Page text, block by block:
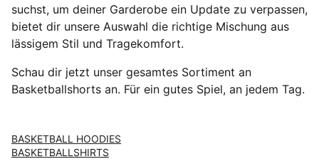
suchst, um deiner Garderobe ein Update zu verpassen,
bietet dir unsere Auswahl die richtige Mischung aus
lässigem Stil und Tragekomfort.
Schau dir jetzt unser gesamtes Sortiment an
Basketballshorts an. Für ein gutes Spiel, an jedem Tag.
BASKETBALL HOODIES
BASKETBALLSHIRTS